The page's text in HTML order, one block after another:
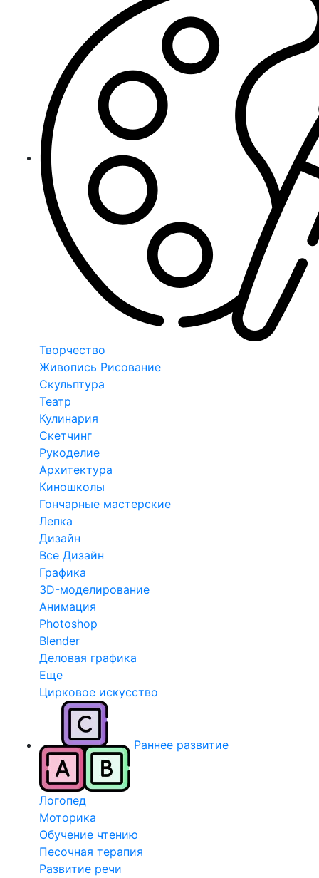
Творчество
Живопись Рисование
Скульптура
Театр
Кулинария
Скетчинг
Рукоделие
Архитектура
Киношколы
Гончарные мастерские
Лепка
Дизайн
Все Дизайн
Графика
3D-моделирование
Анимация
Photoshop
Blender
Деловая графика
Еще
Цирковое искусство
Раннее развитие
Логопед
Моторика
Обучение чтению
Песочная терапия
Развитие речи